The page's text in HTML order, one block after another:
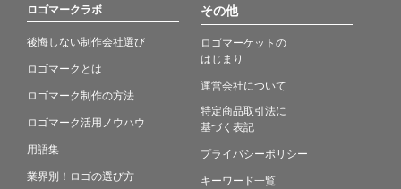
ロゴマークラボ
後悔しない制作会社選び
ロゴマークとは
ロゴマーク制作の方法
ロゴマーク活用ノウハウ
用語集
業界別！ロゴの選び方
その他
ロゴマーケットの
はじまり
運営会社について
特定商品取引法に
基づく表記
プライバシーポリシー
キーワード一覧